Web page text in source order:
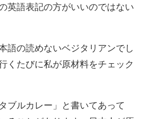
英語表記の方がいいのではない
語の読めないベジタリアンでし
くたびに私が原材料をチェック
ブルカレー」と書いてあって